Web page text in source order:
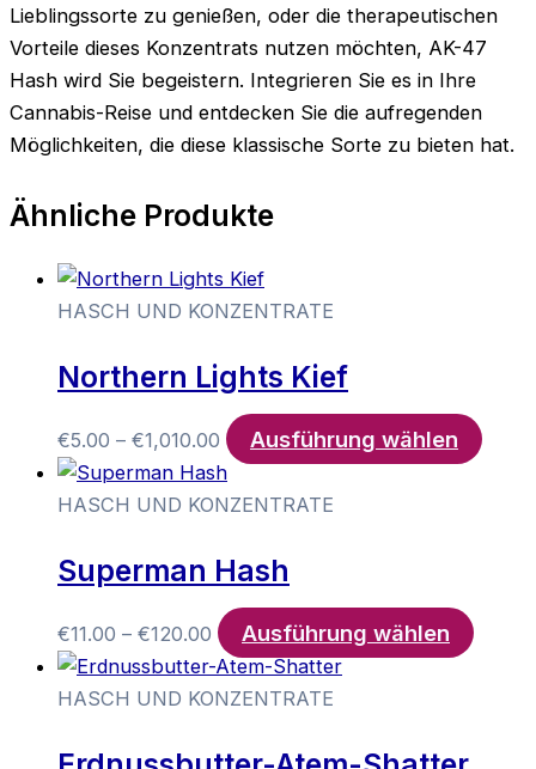
Lieblingssorte zu genießen, oder die therapeutischen
Vorteile dieses Konzentrats nutzen möchten, AK-47
Hash wird Sie begeistern. Integrieren Sie es in Ihre
Cannabis-Reise und entdecken Sie die aufregenden
Möglichkeiten, die diese klassische Sorte zu bieten hat.
Ähnliche Produkte
HASCH UND KONZENTRATE
Northern Lights Kief
€5.00 – €1,010.00 Preisspanne:
€5.00
bis
Ausführung wählen
HASCH UND KONZENTRATE
Superman Hash
€11.00 – €120.00 Preisspanne:
€11.00
bis
Ausführung wählen
Dieses
HASCH UND KONZENTRATE